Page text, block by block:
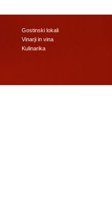
Gostinski lokali
Vinarji in vina
Kulinarika